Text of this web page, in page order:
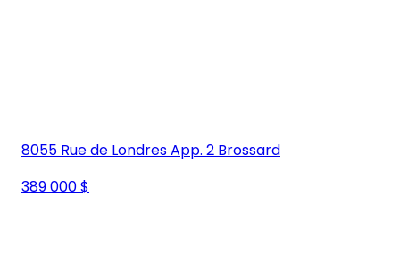
8055 Rue de Londres App. 2 Brossard
389 000 $